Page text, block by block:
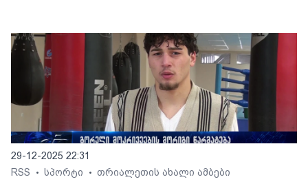
29-12-2025 22:31
RSS
• სპორტი • თრიალეთის ახალი ამბები